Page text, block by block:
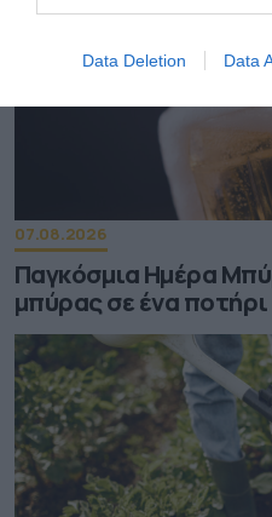
Data Deletion Data
07.08.2026
Παγκόσμια Ημέρα
μπύρας σε ένα ποτήρι